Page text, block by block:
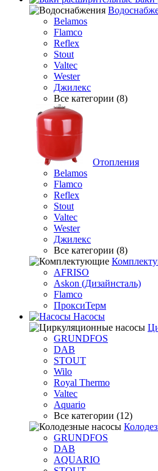
Belamos
Flamco
Reflex
Stout
Valtec
Wester
Джилекс
Все категории (8)
Отопления
Belamos
Flamco
Reflex
Stout
Valtec
Wester
Джилекс
Все категории (8)
AFRISO
Askon (Дизайнсталь)
Flamco
ПроксиТерм
Насосы
GRUNDFOS
DAB
STOUT
Wilo
Royal Thermo
Valtec
Aquario
Все категории (12)
GRUNDFOS
DAB
AQUARIO